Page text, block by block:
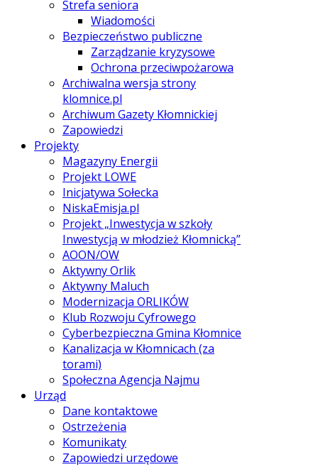
Strefa seniora
Wiadomości
Bezpieczeństwo publiczne
Zarządzanie kryzysowe
Ochrona przeciwpożarowa
Archiwalna wersja strony
klomnice.pl
Archiwum Gazety Kłomnickiej
Zapowiedzi
Projekty
Magazyny Energii
Projekt LOWE
Inicjatywa Sołecka
NiskaEmisja.pl
Projekt „Inwestycja w szkoły
Inwestycją w młodzież Kłomnicką”
AOON/OW
Aktywny Orlik
Aktywny Maluch
Modernizacja ORLIKÓW
Klub Rozwoju Cyfrowego
Cyberbezpieczna Gmina Kłomnice
Kanalizacja w Kłomnicach (za
torami)
Społeczna Agencja Najmu
Urząd
Dane kontaktowe
Ostrzeżenia
Komunikaty
Zapowiedzi urzędowe